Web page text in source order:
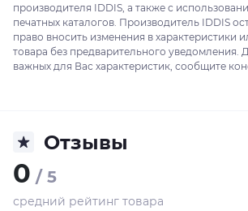
производителя IDDIS, а также с
печатных каталогов. Производитель IDDIS
право вносить изменения в характеристики
товара без предварительного уведомления.
важных для Вас характеристик, сообщите
Отзывы
0 / 5
средний рейтинг товара